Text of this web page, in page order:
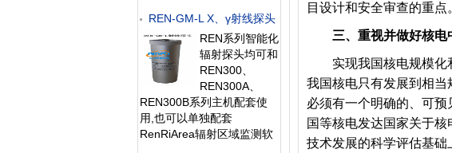
内置2英寸NaI(Tl) γ探测器，
可同时测量γ能谱、γ剂量
率。仪器为全数字化，集探
测器、成型放大器、多道分
析器、电源、触摸屏、内存
为一体，功耗
REN-GM-L X、γ射线探头
REN系列智能化
辐射探头均可和
REN300、
REN300A、
REN300B系列主机配套使
用,也可以单独配套
RenRiArea辐射区域监测软
目设计和安全审查的重点
三、重视并做好核
实现我国核电规模化和
我国核电只有发展到相当
必须有一个明确的、可
国等核电发达国家关于
技术发展的科学评估基